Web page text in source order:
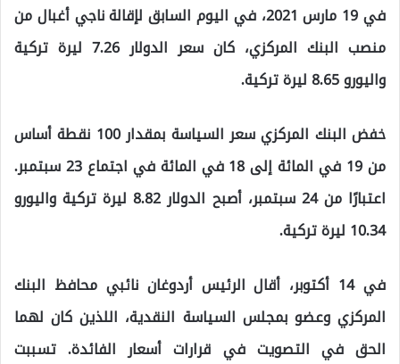
في 19 مارس 2021، في اليوم السابق لإقالة ناجي أغبال من
منصب البنك المركزي، كان سعر الدولار 7.26 ليرة تركية
واليورو 8.65 ليرة تركية.
خفض البنك المركزي سعر السياسة بمقدار 100 نقطة أساس
من 19 في المائة إلى 18 في المائة في اجتماع 23 سبتمبر.
اعتبارًا من 24 سبتمبر، أصبح الدولار 8.82 ليرة تركية واليورو
10.34 ليرة تركية.
في 14 أكتوبر، أقال الرئيس أردوغان نائبي محافظ البنك
المركزي وعضو بمجلس السياسة النقدية، اللذين كان لهما
الحق في التصويت في قرارات أسعار الفائدة. تسببت